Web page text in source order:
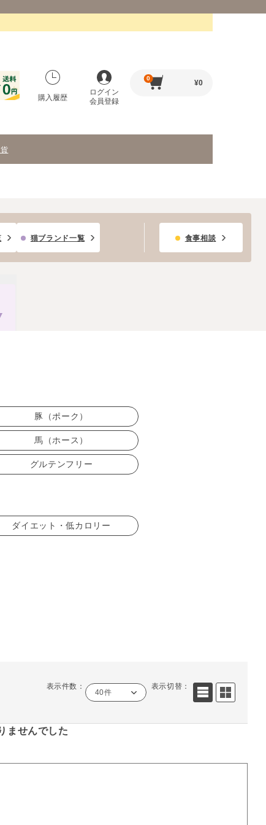
購入履歴
ログイン
会員登録
0
¥0
猫ブランド一覧 食事相談
豚（ポーク）
馬（ホース）
グルテンフリー
ダイエット・低カロリー
表示件数：
40件
表示切替：
ませんでした